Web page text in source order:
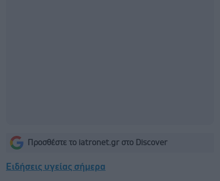
Προσθέστε το iatronet.gr στο Discover
Ειδήσεις υγείας σήμερα